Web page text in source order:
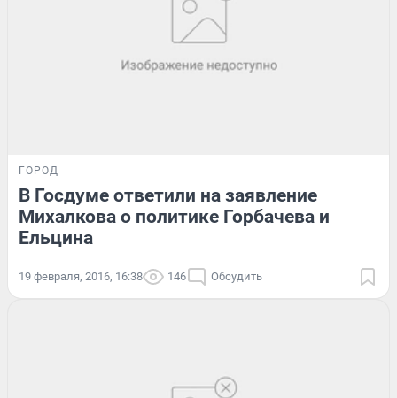
ГОРОД
В Госдуме ответили на заявление
Михалкова о политике Горбачева и
Ельцина
19 февраля, 2016, 16:38 146 Обсудить